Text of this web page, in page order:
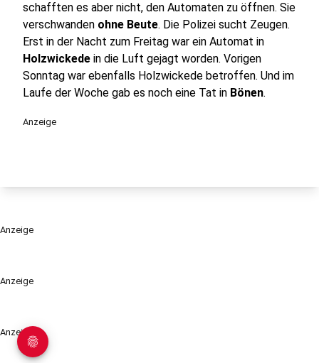
Anzeige
Anzeige
schafften es aber nicht, den Automaten zu öffnen. Sie
verschwanden ohne Beute. Die Polizei sucht Zeugen.
Erst in der Nacht zum Freitag war ein Automat in
Holzwickede in die Luft gejagt worden. Vorigen
Sonntag war ebenfalls Holzwickede betroffen. Und im
Laufe der Woche gab es noch eine Tat in Bönen.
Anzeige
Anzeige